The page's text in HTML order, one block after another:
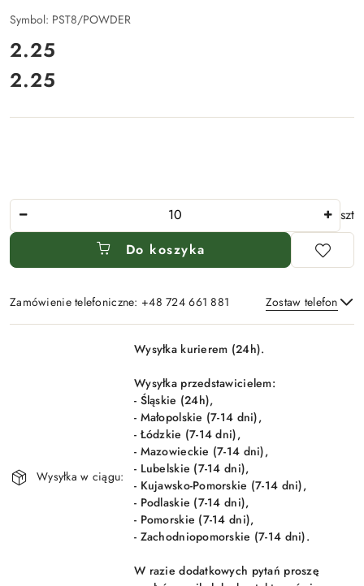
Symbol: PST8/POWDER
cena:
2.25
Cena:
2.25
Ilość
szt
Do koszyka
Zamówienie telefoniczne: +48 724 661 881 Zostaw telefon
Wyślij
Wysyłka w ciągu:
Wysyłka kurierem (24h).
Wysyłka przedstawicielem:
- Śląskie (24h),
- Małopolskie (7-14 dni),
- Łódzkie (7-14 dni),
- Mazowieckie (7-14 dni),
- Lubelskie (7-14 dni),
- Kujawsko-Pomorskie (7-14 dni),
- Podlaskie (7-14 dni),
- Pomorskie (7-14 dni),
- Zachodniopomorskie (7-14 dni).
W razie dodatkowych pytań proszę